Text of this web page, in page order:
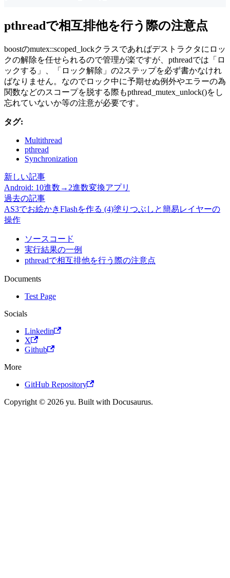
pthreadで相互排他を行う際の注意点
boostのmutex::scoped_lockクラスであればデストラクタにロッ
クの解除を任せられるので管理が楽ですが、pthreadでは「ロ
ックする」、「ロック解除」の2ステップを必ず書かなけれ
ばなりません。なのでロック中に予期せぬ例外やエラーの為
関数などのスコープを脱する際もpthread_mutex_unlock()をし
忘れていないか等の注意が必要です。
タグ:
Multithread
pthread
Synchronization
新しい記事
Android: 10進数→2進数変換アプリ
過去の記事
AS3でお絵かきFlashを作る (4)塗りつぶしと簡易レイヤーの
操作
ソースコード
実行結果の一例
pthreadで相互排他を行う際の注意点
Documents
Test Page
Socials
Linkedin
X
Github
More
GitHub Repository
Copyright © 2026 yu. Built with Docusaurus.